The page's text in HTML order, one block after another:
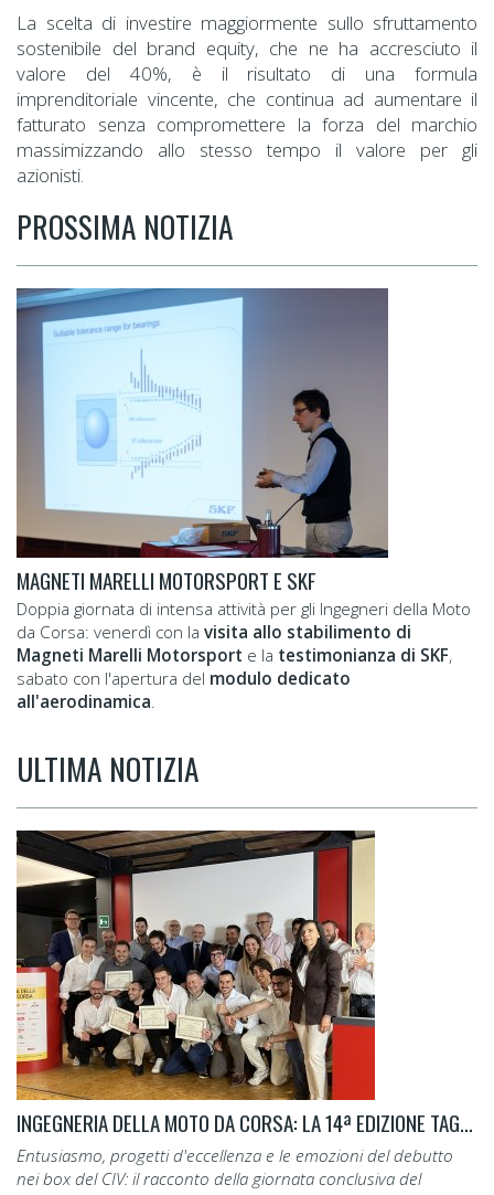
La scelta di investire maggiormente sullo sfruttamento
sostenibile del brand equity, che ne ha accresciuto il
valore del 40%, è il risultato di una formula
imprenditoriale vincente, che continua ad aumentare il
fatturato senza compromettere la forza del marchio
massimizzando allo stesso tempo il valore per gli
azionisti.
PROSSIMA NOTIZIA
MAGNETI MARELLI MOTORSPORT E SKF
Doppia giornata di intensa attività per gli Ingegneri della Moto
da Corsa: venerdì con la visita allo stabilimento di
Magneti Marelli Motorsport e la testimonianza di SKF,
sabato con l'apertura del modulo dedicato
all'aerodinamica.
ULTIMA NOTIZIA
INGEGNERIA DELLA MOTO DA CORSA: LA 14ª EDIZIONE TAGLIA IL TRAGUARDO.
Entusiasmo, progetti d'eccellenza e le emozioni del debutto
nei box del CIV: il racconto della giornata conclusiva del